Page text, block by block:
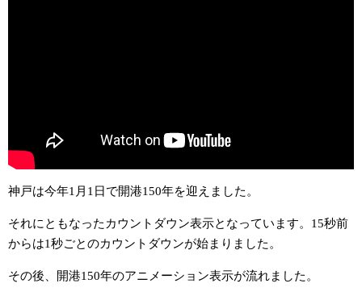
神戸は今年1月1日で開港150年を迎えました。
それにともなったカウントダウン表示となっています。15秒前
からは1秒ごとのカウントダウンが始まりました。
その後、開港150年のアニメーション表示が流れました。